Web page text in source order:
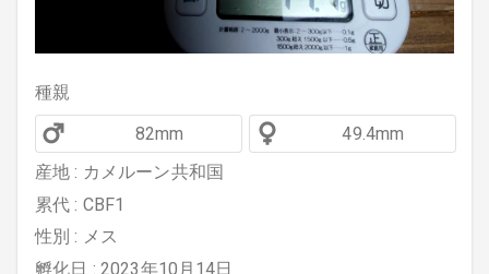
種親
82mm
49.4mm
産地 : カメルーン共和国
累代 : CBF1
性別 : メス
孵化日 : 2023年10月14日